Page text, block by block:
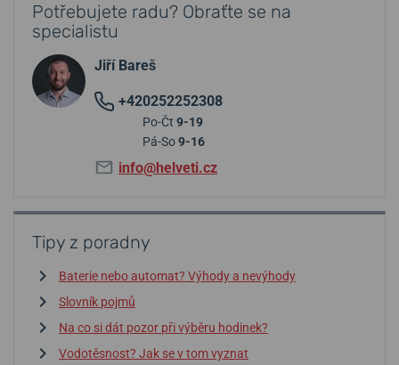
Potřebujete radu? Obraťte se na
specialistu
Jiří Bareš
+420252252308
Po-Čt 9-19
Pá-So9-16
info@helveti.cz
Tipy z poradny
Baterie nebo automat? Výhody a nevýhody
Slovník pojmů
Na co si dát pozor při výběru hodinek?
Vodotěsnost? Jak se v tom vyznat